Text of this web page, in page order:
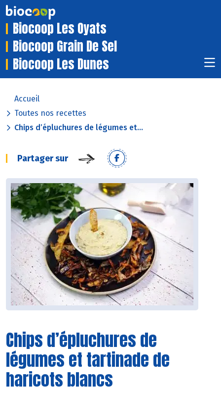
Biocoop Les Oyats
Biocoop Grain De Sel
Biocoop Les Dunes
Accueil
Toutes nos recettes
Chips d’épluchures de légumes et...
Partager sur
Chips d’épluchures de
légumes et tartinade de
haricots blancs